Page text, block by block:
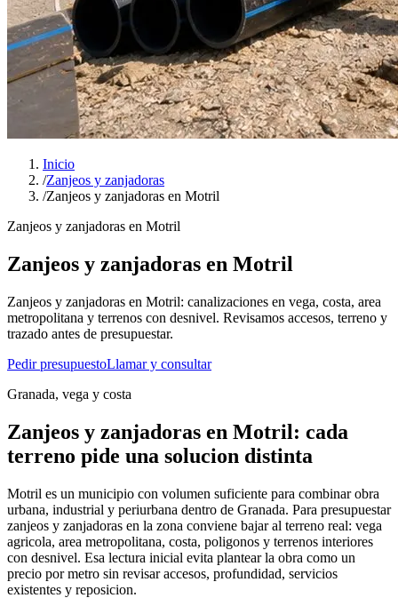
Inicio
/Zanjeos y zanjadoras
/Zanjeos y zanjadoras en Motril
Zanjeos y zanjadoras en Motril
Zanjeos y zanjadoras en Motril
Zanjeos y zanjadoras en Motril: canalizaciones en vega, costa, area
metropolitana y terrenos con desnivel. Revisamos accesos, terreno y
trazado antes de presupuestar.
Pedir presupuestoLlamar y consultar
Granada, vega y costa
Zanjeos y zanjadoras en Motril: cada
terreno pide una solucion distinta
Motril es un municipio con volumen suficiente para combinar obra
urbana, industrial y periurbana dentro de Granada. Para presupuestar
zanjeos y zanjadoras en la zona conviene bajar al terreno real: vega
agricola, area metropolitana, costa, poligonos y terrenos interiores
con desnivel. Esa lectura inicial evita plantear la obra como un
precio por metro sin revisar accesos, profundidad, servicios
existentes y reposicion.